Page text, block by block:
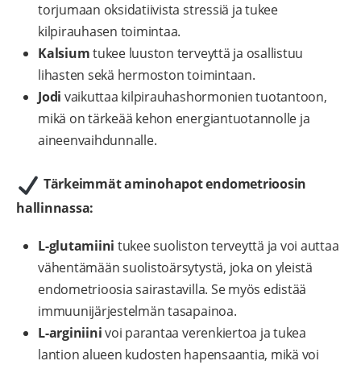
torjumaan oksidatiivista stressiä ja tukee
kilpirauhasen toimintaa.
Kalsiumtukee luuston terveyttä ja osallistuu
lihasten sekä hermoston toimintaan.
Jodi vaikuttaa kilpirauhashormonien tuotantoon,
mikä on tärkeää kehon energiantuotannolle ja
aineenvaihdunnalle.
Tärkeimmät aminohapot endometrioosin
hallinnassa:
L-glutamiini tukee suoliston terveyttä ja voi auttaa
vähentämään suolistoärsytystä, joka on yleistä
endometrioosia sairastavilla. Se myös edistää
immuunijärjestelmän tasapainoa.
L-arginiinivoi parantaa verenkiertoa ja tukea
lantion alueen kudosten hapensaantia, mikä voi